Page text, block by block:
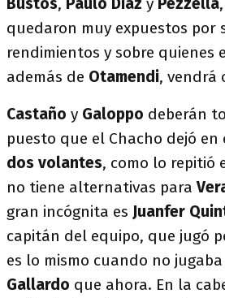
quedaron muy expuestos por
rendimientos y sobre quienes
además de Otamendi, vendrá
Castaño y Galoppo deberán
puesto que el Chacho dejó
dos volantes, como lo repitió
no tiene alternativas para
gran incógnita es Juanfer
capitán del equipo, que jugó
es lo mismo cuando no
Gallardo que ahora. En la